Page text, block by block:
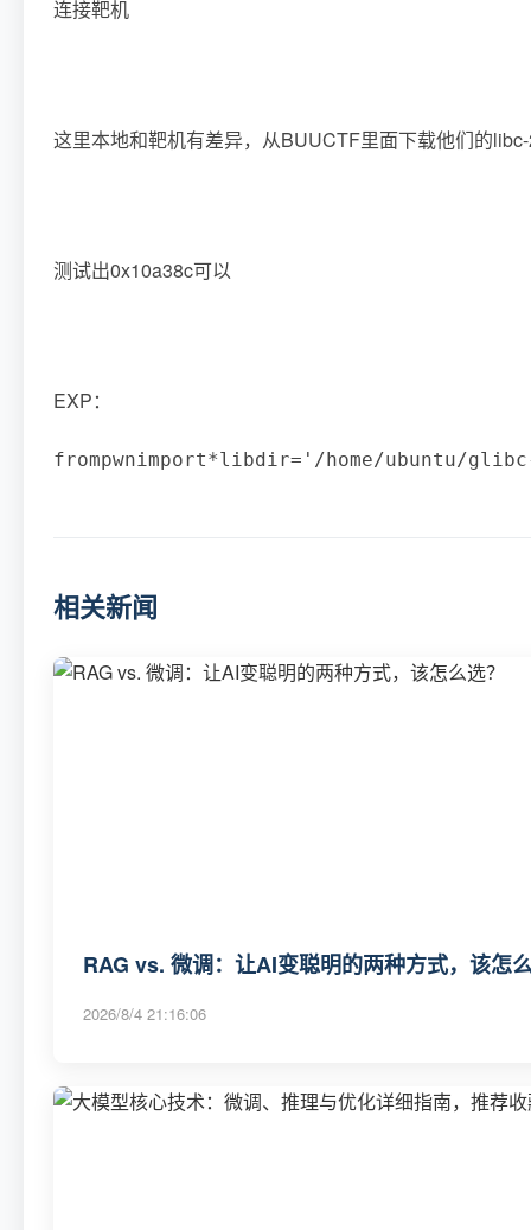
连接靶机
这里本地和靶机有差异，从BUUCTF里面下载他们的
测试出0x10a38c可以
EXP：
frompwnimport*libdir= '/home/ubuntu/
相关新闻
RAG vs. 微调：让AI变聪明的两种方式，该怎
2026/8/4 21:16:06